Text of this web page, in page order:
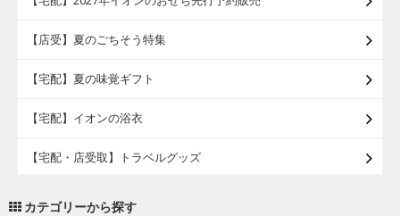
【店受】夏のごちそう特集
【宅配】夏の味覚ギフト
【宅配】イオンの浴衣
【宅配・店受取】トラベルグッズ
カテゴリーから探す